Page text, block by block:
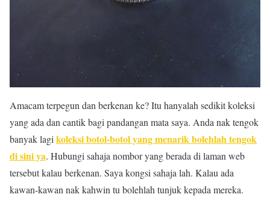
Amacam terpegun dan berkenan ke? Itu hanyalah sedikit koleksi
yang ada dan cantik bagi pandangan mata saya. Anda nak tengok
banyak lagikoleksi botol-botol yang menarik bolehlah tengok
di sini ya. Hubungi sahaja nombor yang berada di laman web
tersebut kalau berkenan. Saya kongsi sahaja lah. Kalau ada
kawan-kawan nak kahwin tu bolehlah tunjuk kepada mereka.